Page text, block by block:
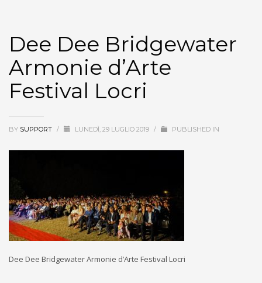
Dee Dee Bridgewater
Armonie d’Arte
Festival Locri
BY SUPPORT / LUNEDÌ, 29 LUGLIO 2019 / PUBLISHED IN
Dee Dee Bridgewater Armonie d’Arte Festival Locri